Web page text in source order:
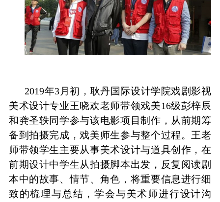
2019年3 月初，耿丹国际设计学院戏剧影视
美术设计专业王晓欢老师带领戏美16级彭梓辰
和龚圣轶同学参与该电影项目制作，从前期筹
备到拍摄完成，戏美师生参与整个过程。王老
师带领学生主要从事美术设计与道具创作，在
前期设计中学生从拍摄脚本出发，反复阅读剧
本中的故事、情节、角色，将重要信息进行细
致的梳理与总结，学会与美术师进行设计沟